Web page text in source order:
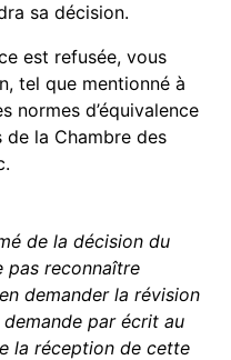
sa décision.
est refusée, vous
tel que mentionné à
normes d’équivalence
de la Chambre des
de la décision du
pas reconnaître
demander la révision
par écrit au
la réception de cette